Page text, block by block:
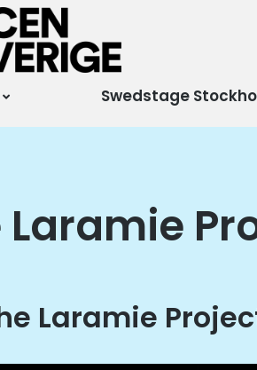
Swedstage
Laramie
Laramie